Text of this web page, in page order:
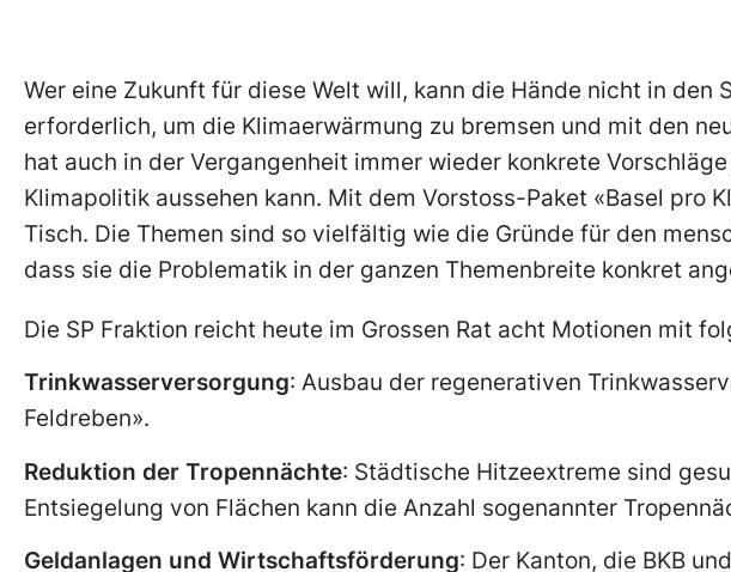
Wer eine Zukunft für diese Welt will, kann die Hände nicht in den
erforderlich, um die Klimaerwärmung zu bremsen und mit den
hat auch in der Vergangenheit immer wieder konkrete
Klimapolitik aussehen kann. Mit dem Vorstoss-Paket «Basel pro
Tisch. Die Themen sind so vielfältig wie die Gründe für den
dass sie die Problematik in der ganzen Themenbreite konkret
Die SP Fraktion reicht heute im Grossen Rat acht Motionen mit
Trinkwasserversorgung: Ausbau der regenerativen
Feldreben».
Reduktion der Tropennächte: Städtische Hitzeextreme sind
Entsiegelung von Flächen kann die Anzahl sogenannter
Geldanlagen und Wirtschaftsförderung: Der Kanton, die BKB